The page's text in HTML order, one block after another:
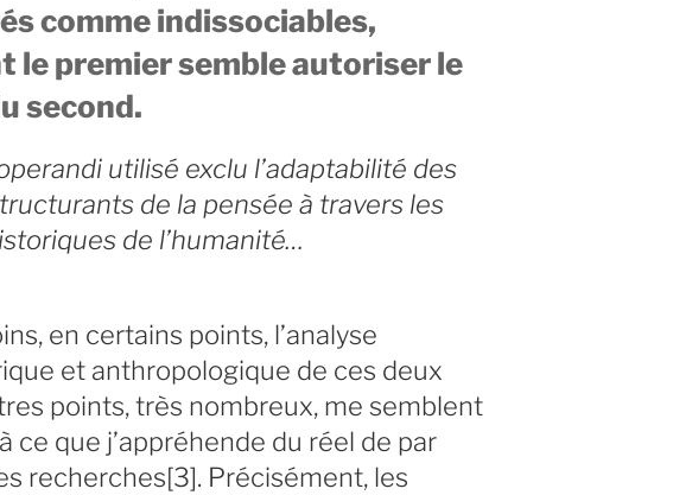
comme indissociables,
le premier semble autoriser le
second.
utilisé exclu l’adaptabilité des
de la pensée à travers les
de l’humanité…
en certains points, l’analyse
et anthropologique de ces deux
points, très nombreux, me semblent
ce que j’appréhende du réel de par
recherches[3]. Précisément, les